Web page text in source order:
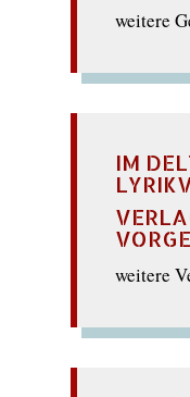
weitere
IM
weitere